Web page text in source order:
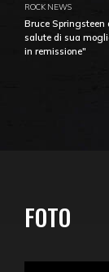
ROCK NEWS
Bruce
salute di sua
in remissione"
FOTO